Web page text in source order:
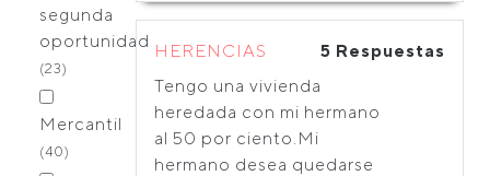
segunda
oportunidad
(23)
Mercantil
(40)
HERENCIAS
5 Respuestas
Tengo una vivienda
heredada con mi hermano
al 50 por ciento.Mi
hermano desea quedarse